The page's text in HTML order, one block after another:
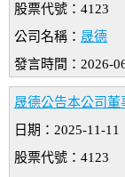
股票代號：4123
公司名稱： 晟德
發言時間：2026-
晟德公告本公司
日期：2025-11-11
股票代號：4123